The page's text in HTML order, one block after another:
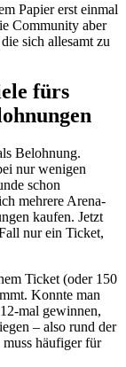
Papier erst einmal
Community aber
sich allesamt zu
fürs
Belohnung.
nur wenigen
schon
mehrere Arena-
kaufen. Jetzt
nur ein Ticket,
Ticket (oder 150
Konnte man
mal gewinnen,
– also rund der
häufiger für